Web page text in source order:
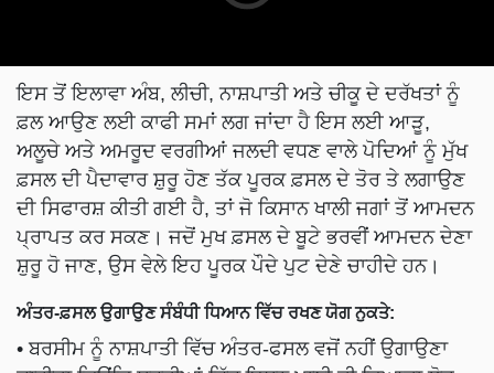
ਇਸ ਤੋਂ ਇਲਾਵਾ ਅੰਬ, ਲੀਚੀ, ਨਾਸ਼ਪਾਤੀ ਅਤੇ ਚੀਕੂ ਦੇ ਦਰੱਖਤਾਂ ਨੂੰ
ਫ਼ਲ ਆਉਣ ਲਈ ਕਾਫੀ ਸਮਾਂ ਲਗ ਜਾਂਦਾ ਹੈ ਇਸ ਲਈ ਆੜੂ,
ਅਲੂਚੇ ਅਤੇ ਅਮਰੂਦ ਵਰਗੀਆਂ ਜਲਦੀ ਵਧਣ ਵਾਲੇ ਪੋਦਿਆਂ ਨੂੰ ਮੁੱਖ
ਫ਼ਸਲ ਦੀ ਪੈਦਾਵਾਰ ਸ਼ੁਰੂ ਹੋਣ ਤੱਕ ਪੂਰਕ ਫ਼ਸਲ ਦੇ ਤੋਰ ਤੇ ਲਗਾਉਣ
ਦੀ ਸਿਫਾਰਸ਼ ਕੀਤੀ ਗਈ ਹੈ, ਤਾਂ ਜੋ ਕਿਸਾਨ ਖਾਲੀ ਜਗਾਂ ਤੋਂ ਆਮਦਨ
ਪ੍ਰਾਪਤ ਕਰ ਸਕਣ। ਜਦੋਂ ਮੁਖ ਫ਼ਸਲ ਦੇ ਬੂਟੇ ਭਰਵੀਂ ਆਮਦਨ ਦੇਣਾ
ਸ਼ੁਰੂ ਹੋ ਜਾਣ, ਉਸ ਵੇਲੇ ਇਹ ਪੂਰਕ ਪੌਦੇ ਪੁਟ ਦੇਣੇ ਚਾਹੀਦੇ ਹਨ।
ਅੰਤਰ-ਫ਼ਸਲ ਉਗਾਉਣ ਸੰਬੰਧੀ ਧਿਆਨ ਵਿੱਚ ਰਖਣ ਯੋਗ ਨੁਕਤੇ:
• ਬਰਸੀਮ ਨੂੰ ਨਾਸ਼ਪਾਤੀ ਵਿੱਚ ਅੰਤਰ-ਫਸਲ ਵਜੋਂ ਨਹੀਂ ਉਗਾਉਣਾ